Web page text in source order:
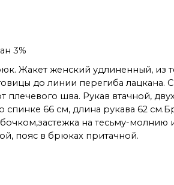
3%
Жакет женский удлиненный, из
до линии перегиба лацкана.
шва. Рукав втачной,
спинке 66 см, длина рукава 62
на тесьму-молнию и
пояс в брюках притачной.